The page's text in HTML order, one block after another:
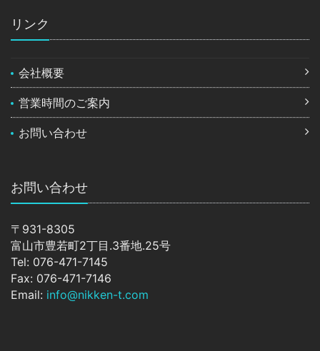
リンク
会社概要
営業時間のご案内
お問い合わせ
お問い合わせ
〒931-8305
富山市豊若町2丁目.3番地.25号
Tel: 076-471-7145
Fax: 076-471-7146
Email: info@nikken-t.com